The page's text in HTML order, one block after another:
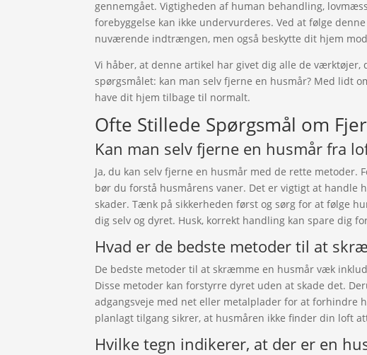
gennemgået. Vigtigheden af human behandling,
forebyggelse kan ikke undervurderes. Ved at følge
nuværende indtrængen, men også beskytte dit hjem
Vi håber, at denne artikel har givet dig alle de værktøjer,
spørgsmålet: kan man selv fjerne en husmår? Med lidt
have dit hjem tilbage til normalt.
Ofte Stillede Spørgsmål om
Kan man selv fjerne en husmår fra
Ja, du kan selv fjerne en husmår med de rette metoder.
bør du forstå husmårens vaner. Det er vigtigt at handle
skader. Tænk på sikkerheden først og sørg for at følge
dig selv og dyret. Husk, korrekt handling kan spare dig
Hvad er de bedste metoder til at
De bedste metoder til at skræmme en husmår væk
Disse metoder kan forstyrre dyret uden at skade det.
adgangsveje med net eller metalplader for at forhindre
planlagt tilgang sikrer, at husmåren ikke finder din loft
Hvilke tegn indikerer, at der er en